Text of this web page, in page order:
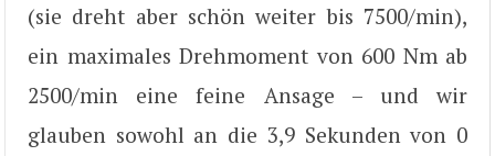
(sie dreht aber schön weiter bis 7500/min),
ein maximales Drehmoment von 600 Nm ab
2500/min eine feine Ansage – und wir
glauben sowohl an die 3,9 Sekunden von 0